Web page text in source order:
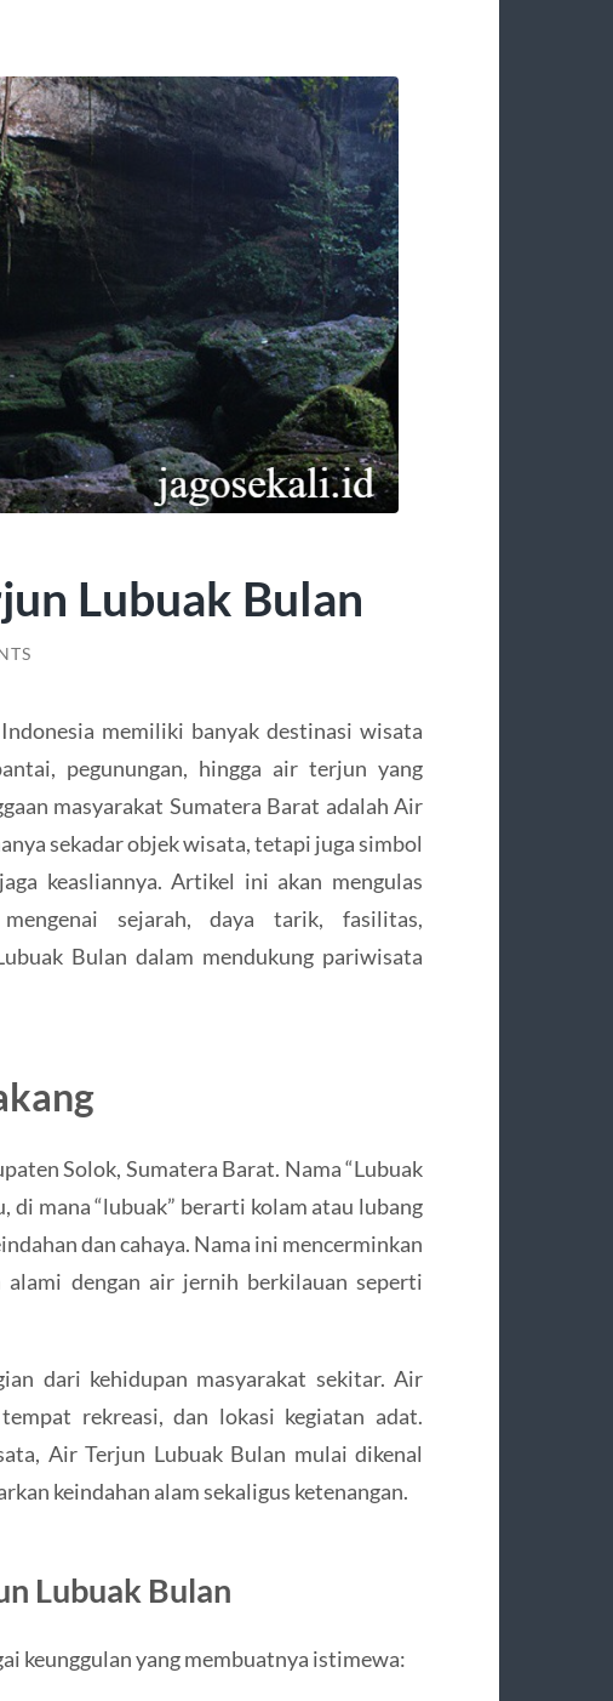
Lubuak Bulan
memiliki banyak destinasi wisata
pegunungan, hingga air terjun yang
masyarakat Sumatera Barat adalah Air
sekadar objek wisata, tetapi juga simbol
keasliannya. Artikel ini akan mengulas
mengenai sejarah, daya tarik, fasilitas,
Bulan dalam mendukung pariwisata
Solok, Sumatera Barat. Nama “Lubuak
di mana “lubuak” berarti kolam atau lubang
dan cahaya. Nama ini mencerminkan
dengan air jernih berkilauan seperti
dari kehidupan masyarakat sekitar. Air
rekreasi, dan lokasi kegiatan adat.
Air Terjun Lubuak Bulan mulai dikenal
keindahan alam sekaligus ketenangan.
Lubuak Bulan
keunggulan yang membuatnya istimewa: